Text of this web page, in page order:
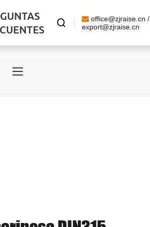

office@zjraise.cn /
export@zjraise.cn